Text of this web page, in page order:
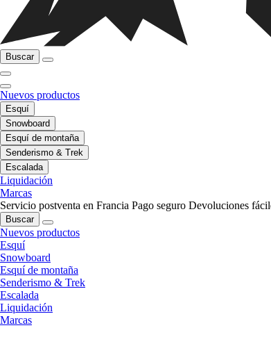
Buscar
Nuevos productos
Esquí
Snowboard
Esquí de montaña
Senderismo & Trek
Escalada
Liquidación
Marcas
Servicio postventa en Francia Pago seguro Devoluciones
Buscar
Nuevos productos
Esquí
Snowboard
Esquí de montaña
Senderismo & Trek
Escalada
Liquidación
Marcas